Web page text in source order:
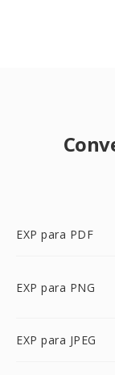
EXP para PDF
EXP para PNG
EXP para JPEG